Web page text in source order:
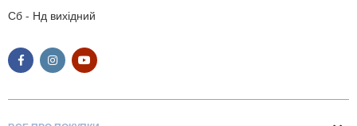
Сб - Нд вихідний